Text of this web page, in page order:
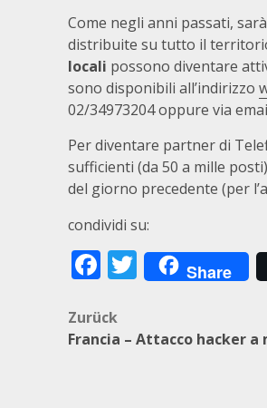
Come negli anni passati, sarà
distribuite su tutto il
locali possono diventare
sono disponibili all’indirizzo
02/34973204 oppure via
Per diventare partner di
sufficienti (da 50 a mille
del giorno precedente (per
condividi su:
Facebook
Twitter
Share
Zurück
Francia – Attacco hacker